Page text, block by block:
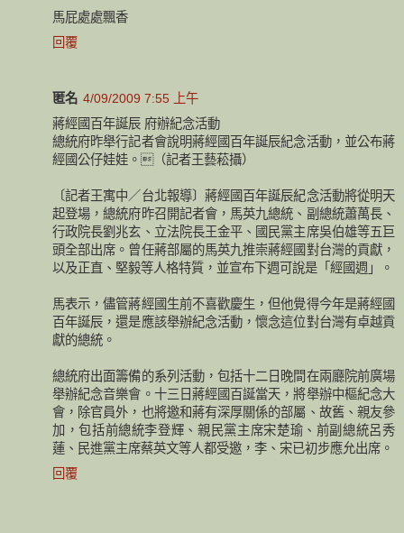
馬屁處處飄香
回覆
匿名 4/09/2009 7:55 上午
蔣經國百年誕辰 府辦紀念活動
總統府昨舉行記者會說明蔣經國百年誕辰紀念活動，並公布蔣
經國公仔娃娃。（記者王藝菘攝）
〔記者王寓中／台北報導〕蔣經國百年誕辰紀念活動將從明天
起登場，總統府昨召開記者會，馬英九總統、副總統蕭萬長、
行政院長劉兆玄、立法院長王金平、國民黨主席吳伯雄等五巨
頭全部出席。曾任蔣部屬的馬英九推崇蔣經國對台灣的貢獻，
以及正直、堅毅等人格特質，並宣布下週可說是「經國週」。
馬表示，儘管蔣經國生前不喜歡慶生，但他覺得今年是蔣經國
百年誕辰，還是應該舉辦紀念活動，懷念這位對台灣有卓越貢
獻的總統。
總統府出面籌備的系列活動，包括十二日晚間在兩廳院前廣場
舉辦紀念音樂會。十三日蔣經國百誕當天，將舉辦中樞紀念大
會，除官員外，也將邀和蔣有深厚關係的部屬、故舊、親友參
加，包括前總統李登輝、親民黨主席宋楚瑜、前副總統呂秀
蓮、民進黨主席蔡英文等人都受邀，李、宋已初步應允出席。
回覆